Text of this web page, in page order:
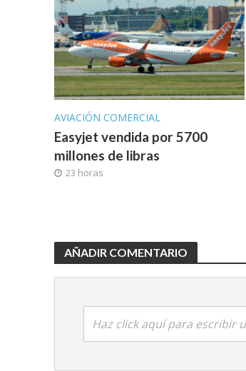
AVIACIÓN COMERCIAL
Easyjet vendida por 5700
millones de libras
23 horas
AÑADIR COMENTARIO
Haz click aquí para escribir